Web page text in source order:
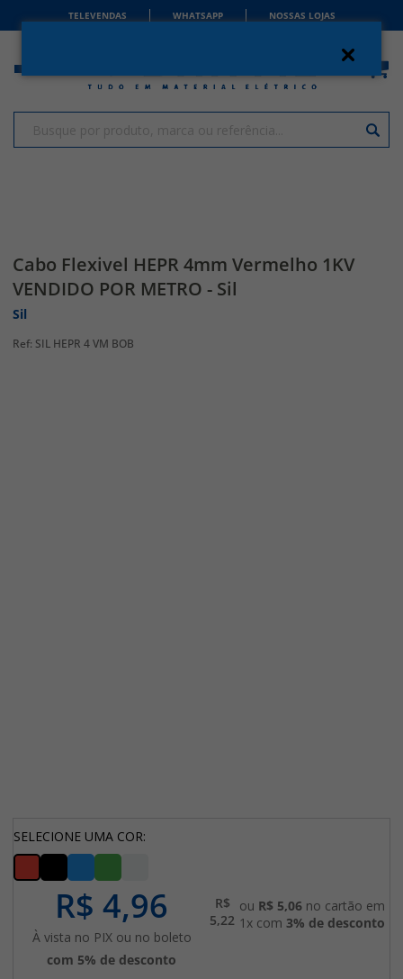
TELEVENDAS WHATSAPP NOSSAS LOJAS
Cabo Flexivel HEPR 4mm Vermelho 1KV
VENDIDO POR METRO - Sil
Sil
SIL HEPR 4 VM BOB
SELECIONE UMA COR:
R$ 4,96
À vista no PIX ou no boleto
com 5% de desconto
R$
5,22
ou R$ 5,06no cartão em
1x com 3% de desconto